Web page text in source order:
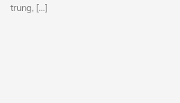
trung, [...]